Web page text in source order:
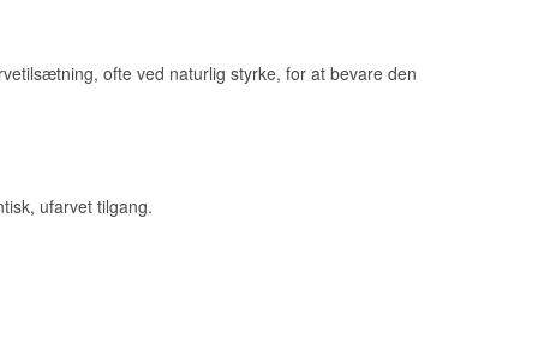
dukker
kombination,
de havde
og The
ofte ved naturlig styrke, for at bevare den
ufarvet tilgang.